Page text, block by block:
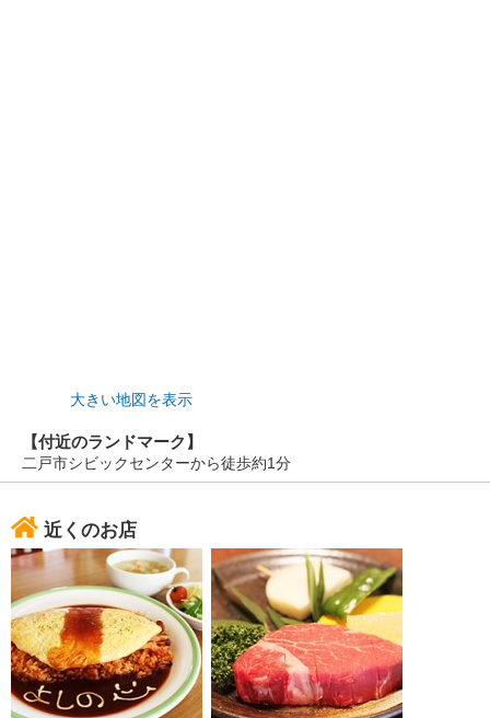
大きい地図を表示
【付近のランドマーク】
二戸市シビックセンターから徒歩約1分
近くのお店